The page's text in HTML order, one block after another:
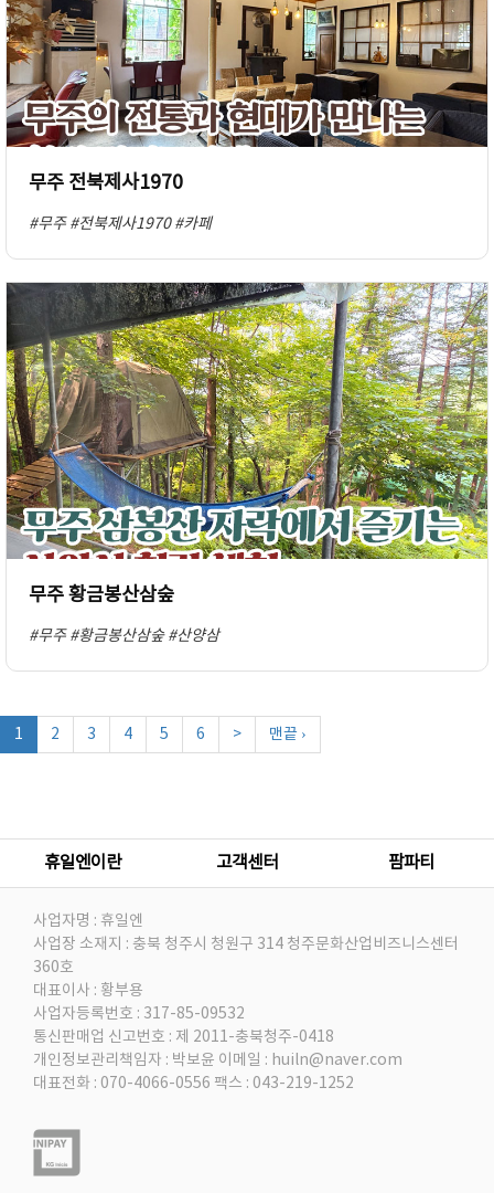
무주 전북제사1970
#무주 #전북제사1970 #카페
무주 황금봉산삼숲
#무주 #황금봉산삼숲 #산양삼
1 2 3 4 5 6 > 맨끝 ›
휴일엔이란 고객센터 팜파티
사업자명 : 휴일엔
사업장 소재지 : 충북 청주시 청원구 314 청주문화산업비즈니스센터
360호
대표이사 : 황부용
사업자등록번호 : 317-85-09532
통신판매업 신고번호 : 제 2011-충북청주-0418
개인정보관리책임자 : 박보윤 이메일 : huiln@naver.com
대표전화 : 070-4066-0556 팩스 : 043-219-1252